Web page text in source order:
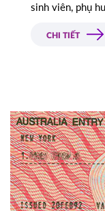
sinh viên, phụ
CHI TIẾT